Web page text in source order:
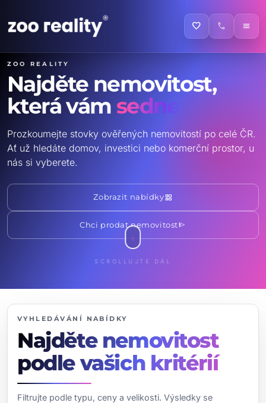
favorite call menu
ZOO reality
Najděte nemovitost,
která vám sedne
Prozkoumejte stovky ověřených nemovitostí po celé ČR.
Ať už hledáte domov, investici nebo komerční prostor, u
nás si vyberete.
Zobrazit nabídkygrid_view
Chci prodat nemovitostsend
SCROLLUJTE DÁL
VYHLEDÁVÁNÍ NABÍDKY
Najděte nemovitost
podle vašich kritérií
Filtrujte podle typu, ceny a velikosti. Výsledky se